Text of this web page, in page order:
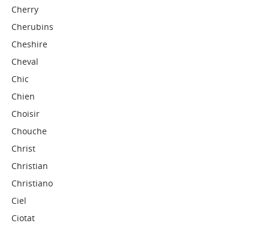
Cherry
Cherubins
Cheshire
Cheval
Chic
Chien
Choisir
Chouche
Christ
Christian
Christiano
Ciel
Ciotat